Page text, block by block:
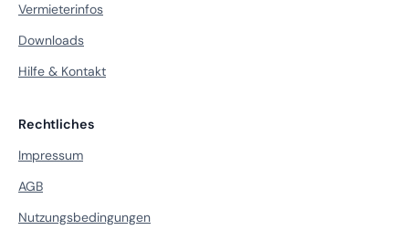
Vermieterinfos
Downloads
Hilfe & Kontakt
Rechtliches
Impressum
AGB
Nutzungsbedingungen